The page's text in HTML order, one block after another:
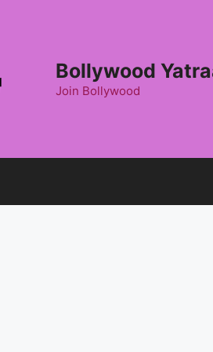
Bollywood
Join Bollywood